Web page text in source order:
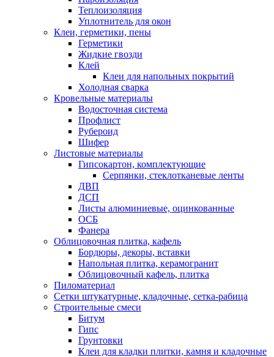
Теплоизоляция
Уплотнитель для окон
Клеи, герметики, пены
Герметики
Жидкие гвозди
Клей
Клеи для напольных покрытий
Холодная сварка
Кровельные материалы
Водосточная система
Профлист
Рубероид
Шифер
Листовые материалы
Гипсокартон, комплектующие
Серпянки, стеклотканевые ленты
ДВП
ДСП
Листы алюминиевые, оцинкованные
ОСБ
Фанера
Облицовочная плитка, кафель
Бордюры, декоры, вставки
Напольная плитка, керамогранит
Облицовочный кафель, плитка
Пиломатериал
Сетки штукатурные, кладочные, сетка-рабица
Строительные смеси
Битум
Гипс
Грунтовки
Клеи для кладки плитки, камня и кладочные